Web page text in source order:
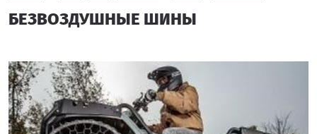
БЕЗВОЗДУШНЫЕ ШИНЫ